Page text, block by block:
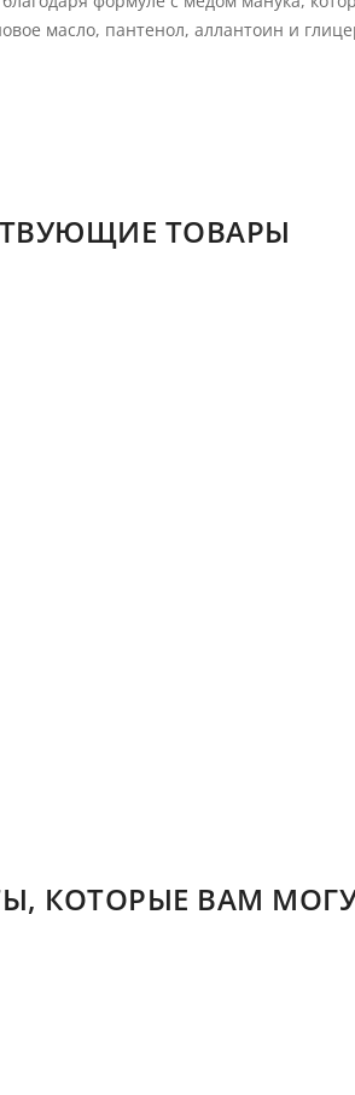
масло, пантенол, аллантоин и
ТОВАРЫ
КОТОРЫЕ ВАМ